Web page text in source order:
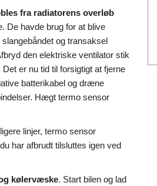
fra radiatorens overløb
De havde brug for at blive
og transaksel
den elektriske ventilator stik
er nu tid til forsigtigt at fjerne
batterikabel og dræne
Hægt termo sensor
linjer, termo sensor
har afbrudt tilsluttes igen ved
kølervæske. Start bilen og lad